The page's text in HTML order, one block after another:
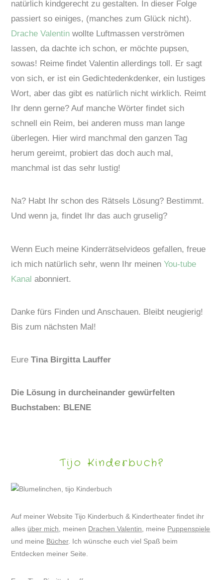
natürlich kindgerecht zu gestalten. In dieser Folge
passiert so einiges, (manches zum Glück nicht).
Drache Valentin wollte Luftmassen verströmen
lassen, da dachte ich schon, er möchte pupsen,
sowas! Reime findet Valentin allerdings toll. Er sagt
von sich, er ist ein Gedichtedenkdenker, ein lustiges
Wort, aber das gibt es natürlich nicht wirklich. Reimt
Ihr denn gerne? Auf manche Wörter findet sich
schnell ein Reim, bei anderen muss man lange
überlegen. Hier wird manchmal den ganzen Tag
herum gereimt, probiert das doch auch mal,
manchmal ist das sehr lustig!
Na? Habt Ihr schon des Rätsels Lösung? Bestimmt.
Und wenn ja, findet Ihr das auch gruselig?
Wenn Euch meine Kinderrätselvideos gefallen, freue
ich mich natürlich sehr, wenn Ihr meinenYou-tube
Kanal abonniert.
Danke fürs Finden und Anschauen. Bleibt neugierig!
Bis zum nächsten Mal!
EureTina Birgitta Lauffer
Die Lösung in durcheinander gewürfelten
Buchstaben: BLENE
Tijo Kinderbuch?
Auf meiner Website Tijo Kinderbuch & Kindertheater findet ihr
alles über mich , meinen Drachen Valentin , meine Puppenspiele
und meine Bücher. Ich wünsche euch viel Spaß beim
Entdecken meiner Seite.